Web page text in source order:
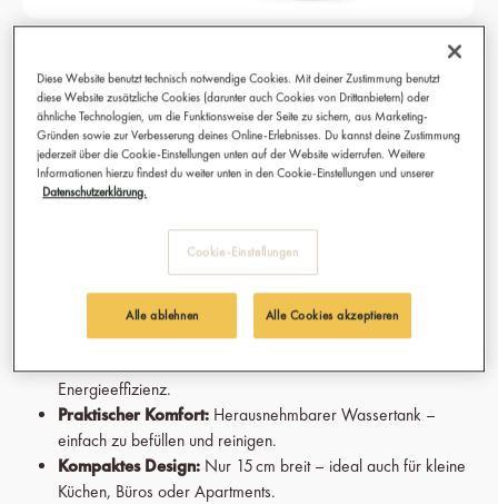
Silver
Schnelles Heizsystem:Kaffeegenuss ohne Warten – die
Maschine erreicht die optimale Brühtemperatur in nur
wenigen Sekunden.
und Lungo – für ein individuelles Kaffeeerlebnis auf
19 Bar Pumpendruck:Der perfekte Kaffee entsteht durch
idealen Druck – für eine samtige, aromatische Crema.
Automatische Abschaltung:Nach 10 Minuten Inaktivität
Energieeffizienz.
Praktischer Komfort: Herausnehmbarer Wassertank –
einfach zu befüllen und reinigen.
Kompaktes Design: Nur 15 cm breit – ideal auch für kleine
Küchen, Büros oder Apartments.
Diese Website benutzt technisch notwendige Cookies. Mit deiner Zustimmung benutzt
diese Website zusätzliche Cookies (darunter auch Cookies von Drittanbietern) oder
ähnliche Technologien, um die Funktionsweise der Seite zu sichern, aus Marketing-
Gründen sowie zur Verbesserung deines Online-Erlebnisses. Du kannst deine Zustimmung
jederzeit über die Cookie-Einstellungen unten auf der Website widerrufen. Weitere
Informationen hierzu findest du weiter unten in den Cookie-Einstellungen und unserer
Datenschutzerklärung.
Cookie-Einstellungen
Alle ablehnen Alle Cookies akzeptieren